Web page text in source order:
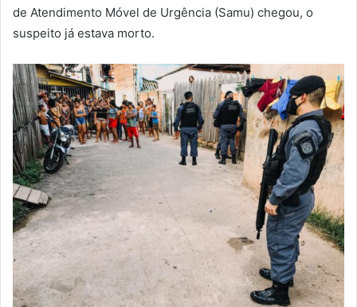
de Atendimento Móvel de Urgência (Samu) chegou, o
suspeito já estava morto.